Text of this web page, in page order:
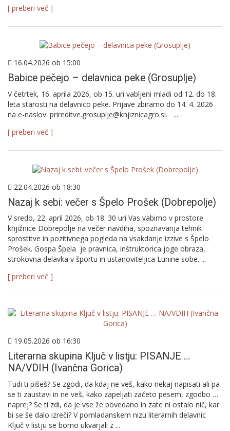
[ preberi več ]
16.04.2026 ob 15:00
Babice pečejo – delavnica peke (Grosuplje)
V četrtek, 16. aprila 2026, ob 15. uri vabljeni mladi od 12. do 18.
leta starosti na delavnico peke. Prijave zbiramo do 14. 4. 2026
na e-naslov: prireditve.grosuplje@knjiznicagro.si. ...
[ preberi več ]
22.04.2026 ob 18:30
Nazaj k sebi: večer s Špelo Prošek (Dobrepolje)
V sredo, 22. april 2026, ob 18. 30 uri Vas vabimo v prostore
knjižnice Dobrepolje na večer navdiha, spoznavanja tehnik
sprostitve in pozitivnega pogleda na vsakdanje izzive s Špelo
Prošek. Gospa Špela je pravnica, inštruktorica joge obraza,
strokovna delavka v športu in ustanoviteljica Lunine sobe. ...
[ preberi več ]
19.05.2026 ob 16:30
Literarna skupina Ključ v listju: PISANJE …
NA/VDIH (Ivančna Gorica)
Tudi ti pišeš? Se zgodi, da kdaj ne veš, kako nekaj napisati ali pa
se ti zaustavi in ne veš, kako zapeljati začeto pesem, zgodbo …
naprej? Se ti zdi, da je vse že povedano in zate ni ostalo nič, kar
bi se še dalo izreči? V pomladanskem nizu literarnih delavnic
Ključ v listju se bomo ukvarjali z ...